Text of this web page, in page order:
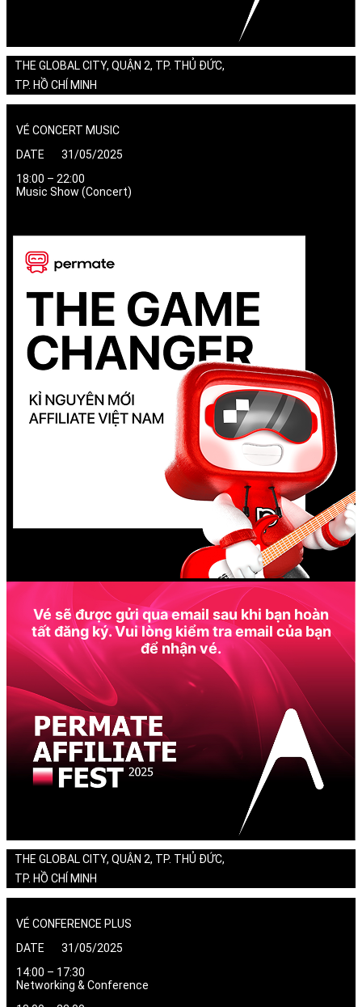
THE GLOBAL CITY, QUẬN 2, TP. THỦ ĐỨC,
TP. HỒ CHÍ MINH
VÉ CONCERT MUSIC
DATE 31/05/2025
18:00 – 22:00
Music Show (Concert)
Vé sẽ được gửi qua email sau khi bạn hoàn
tất đăng ký. Vui lòng kiểm tra email của bạn
để nhận vé.
THE GLOBAL CITY, QUẬN 2, TP. THỦ ĐỨC,
TP. HỒ CHÍ MINH
VÉ CONFERENCE PLUS
DATE 31/05/2025
14:00 – 17:30
Networking & Conference